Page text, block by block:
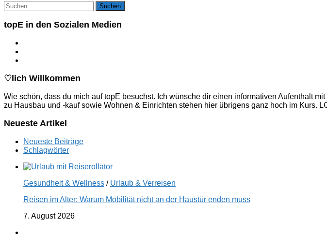
Suchen
nach:
topE in den Sozialen Medien
♡lich Willkommen
Wie schön, dass du mich auf topE besuchst. Ich wünsche dir einen informativen Aufenthalt
zu Hausbau und -kauf sowie Wohnen & Einrichten stehen hier übrigens ganz hoch im Kurs.
Neueste Artikel
Neueste Beiträge
Schlagwörter
Gesundheit & Wellness / Urlaub & Verreisen
Reisen im Alter: Warum Mobilität nicht an der Haustür enden muss
7. August 2026